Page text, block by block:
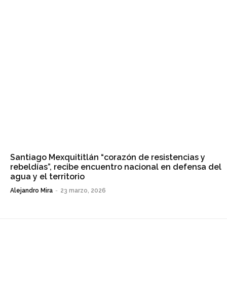
Santiago Mexquititlán “corazón de resistencias y
rebeldías”, recibe encuentro nacional en defensa del
agua y el territorio
Alejandro Mira - 23 marzo, 2026